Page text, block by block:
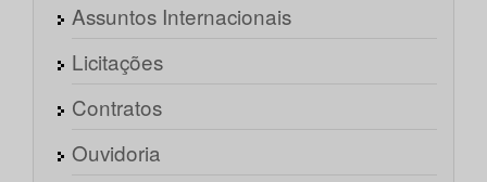
Assuntos Internacionais
Licitações
Contratos
Ouvidoria